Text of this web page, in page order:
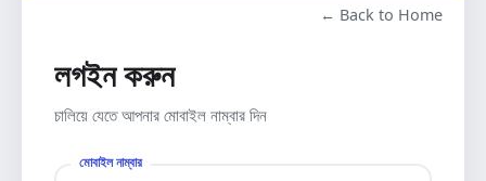
← Back to Home
লগইন করুন
চালিয়ে যেতে আপনার মোবাইল নাম্বার দিন
মোবাইল নাম্বার